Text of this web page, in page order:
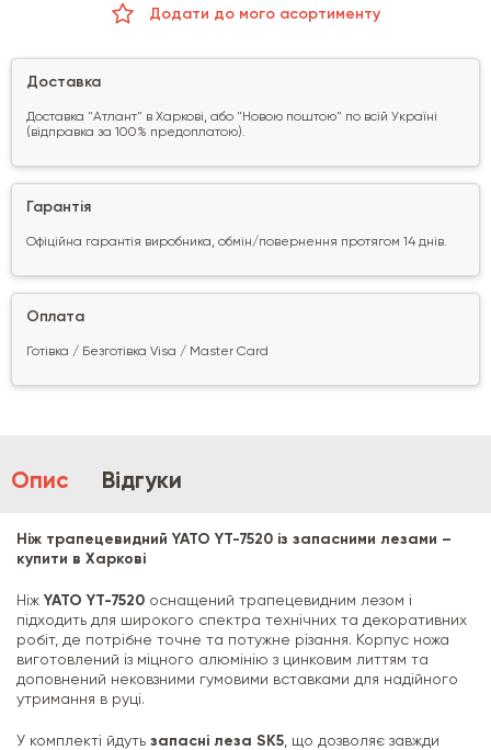
Додати до мого асортименту
Доставка
Доставка "Атлант" в Харкові, або "Новою поштою" по всій Україні
(відправка за 100% предоплатою).
Гарантія
Офіційна гарантія виробника, обмін/повернення протягом 14 днів.
Оплата
Готівка / Безготівка Visa / Master Card
Опис Відгуки
Ніж трапецевидний YATO YT-7520 із запасними лезами –
купити в Харкові
Ніж YATO YT-7520 оснащений трапецевидним лезом і
підходить для широкого спектра технічних та декоративних
робіт, де потрібне точне та потужне різання. Корпус ножа
виготовлений із міцного алюмінію з цинковим литтям та
доповнений нековзними гумовими вставками для надійного
утримання в руці.
У комплекті йдуть запасні леза SK5 , що дозволяє завжди